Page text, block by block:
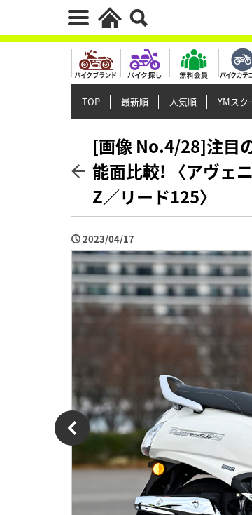
TOP 最新順 人気順 YMスク
[画像 No.4/28]注目
能面比較! 〈アヴェ
Z／リード125〉
2023/04/17